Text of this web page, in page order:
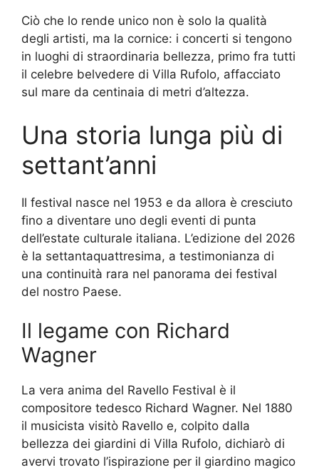
Ciò che lo rende unico non è solo la qualità
degli artisti, ma la cornice: i concerti si tengono
in luoghi di straordinaria bellezza, primo fra tutti
il celebre belvedere di Villa Rufolo, affacciato
sul mare da centinaia di metri d’altezza.
Una storia lunga più di
settant’anni
Il festival nasce nel 1953 e da allora è cresciuto
fino a diventare uno degli eventi di punta
dell’estate culturale italiana. L’edizione del 2026
è la settantaquattresima, a testimonianza di
una continuità rara nel panorama dei festival
del nostro Paese.
Il legame con Richard
Wagner
La vera anima del Ravello Festival è il
compositore tedesco Richard Wagner. Nel 1880
il musicista visitò Ravello e, colpito dalla
bellezza dei giardini di Villa Rufolo, dichiarò di
avervi trovato l’ispirazione per il giardino magico